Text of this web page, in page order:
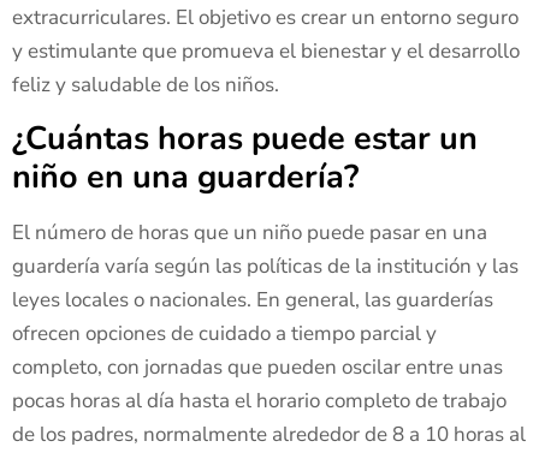
extracurriculares. El objetivo es crear un entorno seguro
y estimulante que promueva el bienestar y el desarrollo
feliz y saludable de los niños.
¿Cuántas horas puede estar un
niño en una guardería?
El número de horas que un niño puede pasar en una
guardería varía según las políticas de la institución y las
leyes locales o nacionales. En general, las guarderías
ofrecen opciones de cuidado a tiempo parcial y
completo, con jornadas que pueden oscilar entre unas
pocas horas al día hasta el horario completo de trabajo
de los padres, normalmente alrededor de 8 a 10 horas al